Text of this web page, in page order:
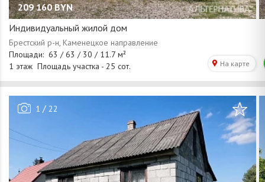
209 160 BYN
Индивидуальный жилой дом
1 / 22